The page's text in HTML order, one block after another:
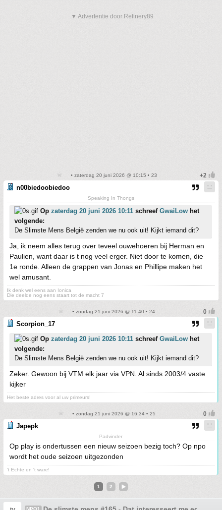
▼ Advertentie door Refinery89
• zaterdag 20 juni 2026 @ 10:15 • 23
n00biedoobiedoo
Speaking In Thongs
Op zaterdag 20 juni 2026 10:11 schreef GwaiLow het
volgende:
De Slimste Mens België zenden we nu ook uit! Kijkt iemand dit?
Ja, ik neem alles terug over teveel ouwehoeren bij Herman en
Paulien, want daar is t nog veel erger. Niet door te komen, die
1e ronde. Alleen de grappen van Jonas en Phillipe maken het
wel amusant.
Ik denk wel eens aan Ionica
Die deelde nog eens staart tot de macht 7
• zondag 21 juni 2026 @ 11:40 • 24
Scorpion_17
Op zaterdag 20 juni 2026 10:11 schreef GwaiLow het
volgende:
De Slimste Mens België zenden we nu ook uit! Kijkt iemand dit?
Zeker. Gewoon bij VTM elk jaar via VPN. Al sinds 2003/4 vaste
kijker
Het beste adres voor al uw primeurs!
• zondag 21 juni 2026 @ 16:34 • 25
Japepk
Padvinder
Op play is ondertussen een nieuw seizoen bezig toch? Op npo
wordt het oude seizoen uitgezonden
't Echte en 't ware!
1 2